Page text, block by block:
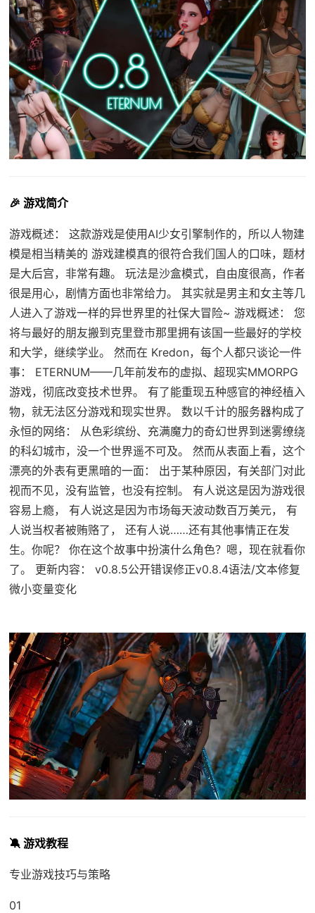
🎉 游戏简介
游戏概述： 这款游戏是使用AI少女引擎制作的，所以人物建
模是相当精美的 游戏建模真的很符合我们国人的口味，题材
是大后宫，非常有趣。 玩法是沙盒模式，自由度很高，作者
很是用心，剧情方面也非常给力。 其实就是男主和女主等几
人进入了游戏一样的异世界里的社保大冒险~ 游戏概述： 您
将与最好的朋友搬到克里登市那里拥有该国一些最好的学校
和大学，继续学业。 然而在 Kredon，每个人都只谈论一件
事： ETERNUM——几年前发布的虚拟、超现实MMORPG
游戏，彻底改变技术世界。 有了能重现五种感官的神经植入
物，就无法区分游戏和现实世界。 数以千计的服务器构成了
永恒的网络： 从色彩缤纷、充满魔力的奇幻世界到迷雾缭绕
的科幻城市，没一个世界遥不可及。 然而从表面上看，这个
漂亮的外表有更黑暗的一面： 出于某种原因，有关部门对此
视而不见，没有监管，也没有控制。 有人说这是因为游戏很
容易上瘾， 有人说这是因为市场每天波动数百万美元， 有
人说当权者被贿赂了， 还有人说……还有其他事情正在发
生。你呢？ 你在这个故事中扮演什么角色？嗯，现在就看你
了。 更新内容： v0.8.5公开错误修正v0.8.4语法/文本修复
微小变量变化
🔕 游戏教程
专业游戏技巧与策略
01